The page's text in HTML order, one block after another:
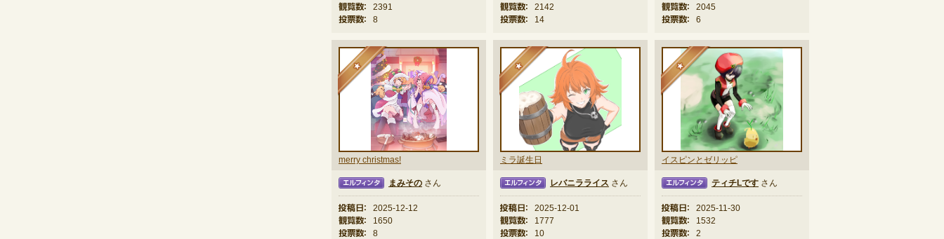
観覧数：
2391
投票数：
8
観覧数：
2142
投票数：
14
観覧数：
2045
投票数：
6
merry christmas!
★
まみその さん
投稿日：
2025-12-12
観覧数：
1650
投票数：
8
ミラ誕生日
★
レバニラライス さん
投稿日：
2025-12-01
観覧数：
1777
投票数：
10
イスピンとゼリッピ
★
エルフィンタ ティチLです さん
投稿日：
2025-11-30
観覧数：
1532
投票数：
2